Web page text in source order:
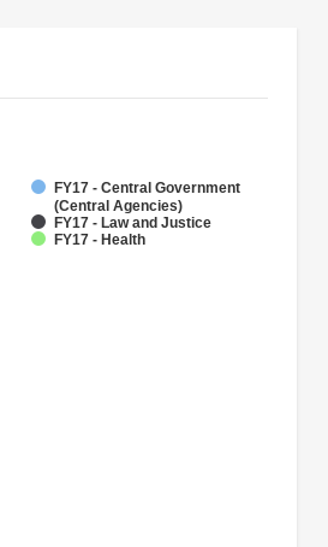
FY17 - Central Government
(Central Agencies)
FY17 - Law and Justice
FY17 - Health